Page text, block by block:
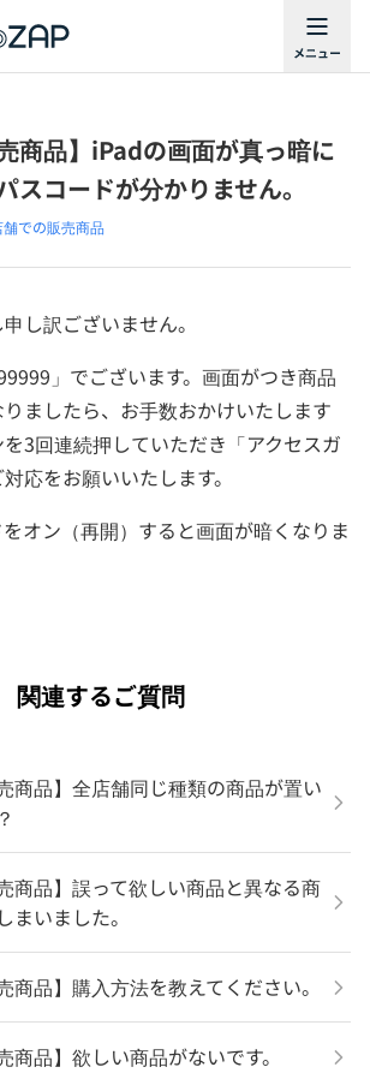
商品】iPadの画面が真っ暗に
スコードが分かりません。
での販売商品
し訳ございません。
」でございます。画面がつき商品
ましたら、お手数おかけいたします
3回連続押していただき「アクセスガ
応をお願いいたします。
オン（再開）すると画面が暗くなりま
関連するご質問
商品】全店舗同じ種類の商品が置い
商品】誤って欲しい商品と異なる商
まいました。
商品】購入方法を教えてください。
商品】欲しい商品がないです。